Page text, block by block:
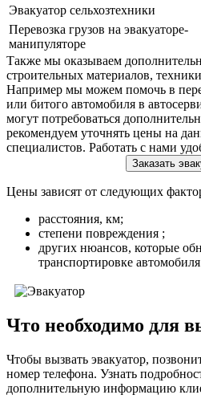
Эвакуатор сельхозтехники
Перевозка грузов на эвакуаторе-
манипуляторе
Также мы оказываем
строительных материалов,
Например мы можем помочь в
или битого автомобиля в
могут потребоваться
рекомендуем уточнять цены на
специалистов. Работать с нами
Заказать
Цены зависят от следующих
расстояния, км;
степени повреждения ;
других нюансов, которые
транспортировке
Что необходимо для
Чтобы вызвать эвакуатор,
номер телефона. Узнать
дополнительную информацию